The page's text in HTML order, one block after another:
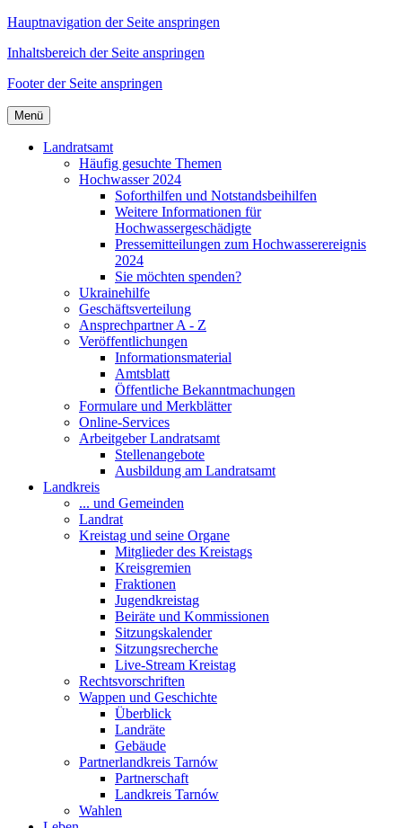
Hauptnavigation der Seite anspringen
Inhaltsbereich der Seite anspringen
Footer der Seite anspringen
Menü
Landratsamt
Häufig gesuchte Themen
Hochwasser 2024
Soforthilfen und Notstandsbeihilfen
Weitere Informationen für
Hochwassergeschädigte
Pressemitteilungen zum Hochwasserereignis
2024
Sie möchten spenden?
Ukrainehilfe
Geschäftsverteilung
Ansprechpartner A - Z
Veröffentlichungen
Informationsmaterial
Amtsblatt
Öffentliche Bekanntmachungen
Formulare und Merkblätter
Online-Services
Arbeitgeber Landratsamt
Stellenangebote
Ausbildung am Landratsamt
Landkreis
... und Gemeinden
Landrat
Kreistag und seine Organe
Mitglieder des Kreistags
Kreisgremien
Fraktionen
Jugendkreistag
Beiräte und Kommissionen
Sitzungskalender
Sitzungsrecherche
Live-Stream Kreistag
Rechtsvorschriften
Wappen und Geschichte
Überblick
Landräte
Gebäude
Partnerlandkreis Tarnów
Partnerschaft
Landkreis Tarnów
Wahlen